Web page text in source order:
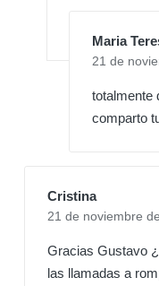
Maria
21 de
totalmente
comparto
Cristina
21 de noviembre
Gracias Gustavo
las llamadas a